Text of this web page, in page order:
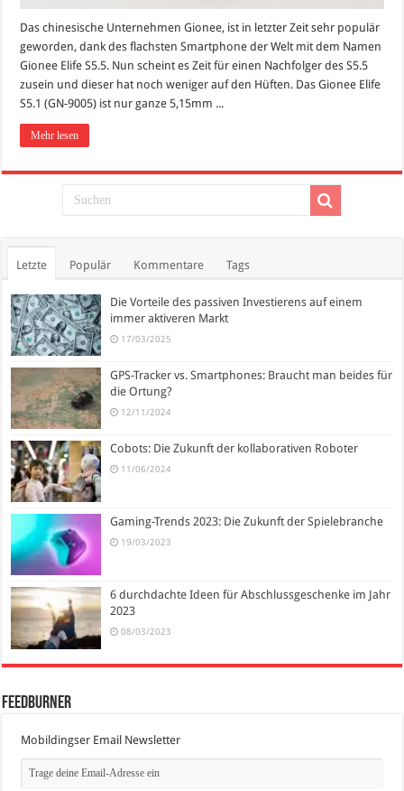
Das chinesische Unternehmen Gionee, ist in letzter Zeit sehr populär
geworden, dank des flachsten Smartphone der Welt mit dem Namen
Gionee Elife S5.5. Nun scheint es Zeit für einen Nachfolger des S5.5
zusein und dieser hat noch weniger auf den Hüften. Das Gionee Elife
S5.1 (GN-9005) ist nur ganze 5,15mm ...
Mehr lesen
Letzte Populär Kommentare Tags
Die Vorteile des passiven Investierens auf einem
immer aktiveren Markt
17/03/2025
GPS-Tracker vs. Smartphones: Braucht man beides für
die Ortung?
12/11/2024
Cobots: Die Zukunft der kollaborativen Roboter
11/06/2024
Gaming-Trends 2023: Die Zukunft der Spielebranche
19/03/2023
6 durchdachte Ideen für Abschlussgeschenke im Jahr
2023
08/03/2023
FeedBurner
Mobildingser Email Newsletter